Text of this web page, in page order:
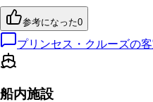
参考になった0
プリンセス・クルーズの
船内施設